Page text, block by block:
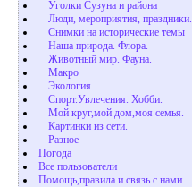
Уголки Сузуна и района
Люди, мероприятия, праздники.
Снимки на исторические темы
Наша природа. Флора.
Животный мир. Фауна.
Макро
Экология.
Cпорт.Увлечения. Хобби.
Мой круг,мой дом,моя семья.
Картинки из сети.
Разное
Погода
Все пользователи
Помощь,правила и связь с нами.